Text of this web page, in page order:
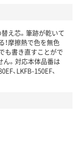
細「
」で確認できます。
え芯。筆跡が乾いて
！摩擦熱で色を無色
も書き直すことがで
ん。対応本体品番は
、LKFB-150EF、